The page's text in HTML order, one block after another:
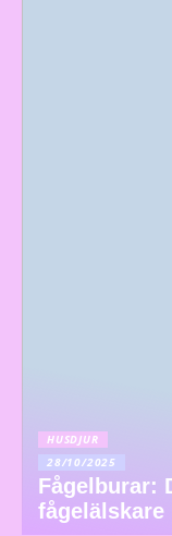
HUSDJUR
28/10/2025
Fågelburar:
fågelälskare